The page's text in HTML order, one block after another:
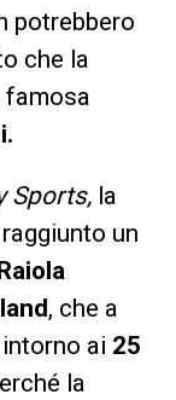
potrebbero
che la
famosa
Sports,la
un
, che a
ai 25
la